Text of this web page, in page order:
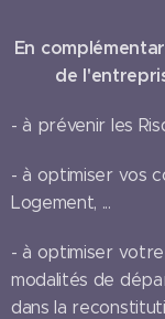
En
de
- à prévenir les
- à optimiser vos
Logement, ...
- à optimiser votre
modalités de
dans la